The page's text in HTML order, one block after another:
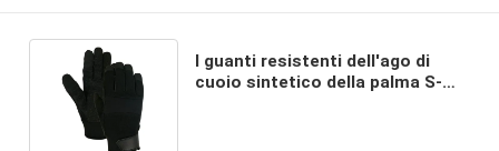
I guanti resistenti dell'ago di
cuoio sintetico della palma S-